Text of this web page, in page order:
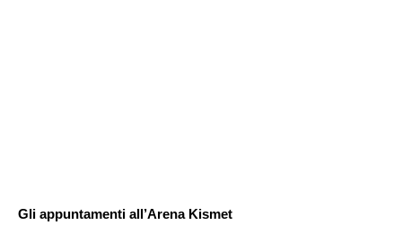
Gli appuntamenti all’Arena Kismet